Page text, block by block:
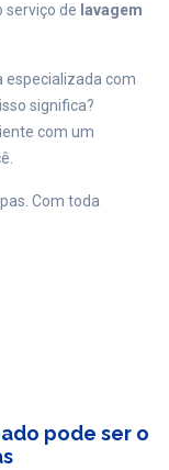
serviço de lavagem
especializada com
significa?
com um
Com toda
pode ser o